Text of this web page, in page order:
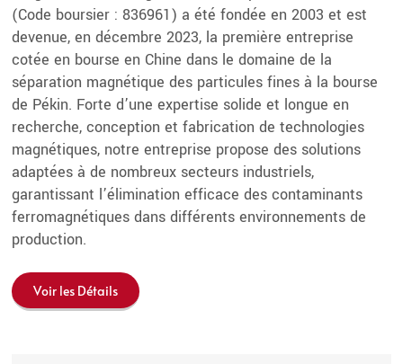
(Code boursier : 836961) a été fondée en 2003 et est
devenue, en décembre 2023, la première entreprise
cotée en bourse en Chine dans le domaine de la
séparation magnétique des particules fines à la bourse
de Pékin. Forte d’une expertise solide et longue en
recherche, conception et fabrication de technologies
magnétiques, notre entreprise propose des solutions
adaptées à de nombreux secteurs industriels,
garantissant l’élimination efficace des contaminants
ferromagnétiques dans différents environnements de
production.
Voir les Détails